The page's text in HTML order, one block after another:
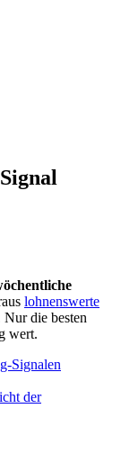
lohnenswerte
die besten
wert.
Signalen
der